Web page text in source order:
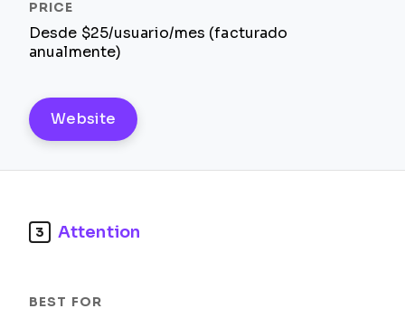
Desde $25/usuario/mes (facturado
anualmente)
Website
3 Attention